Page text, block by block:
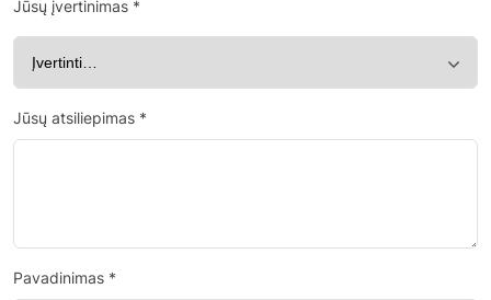
Jūsų įvertinimas *
Jūsų atsiliepimas *
Pavadinimas *